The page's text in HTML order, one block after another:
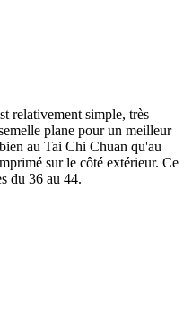
relativement simple, très
plane pour un meilleur
au Tai Chi Chuan qu'au
sur le côté extérieur. Ce
du 36 au 44.